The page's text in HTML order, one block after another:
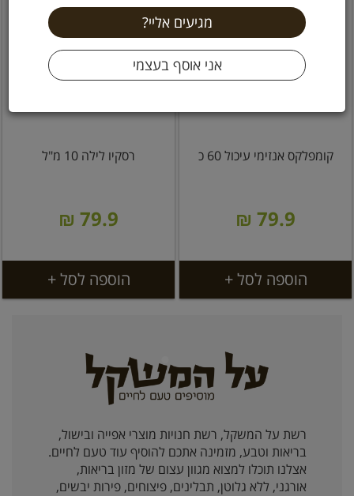
קומפלקס אנזימי עיכול 60 כ
79.9 ₪
הוספה לסל +
רסקיו לילה 10 מ"ל
79.9 ₪
הוספה לסל +
רשת על המשקל, רשת חנויות מוצרי אפייה ובישול,
בריאות וטבע, מזמינה אתכם להוסיף עוד טעם לחיים.
אצלנו תוכלו למצוא מגוון עצום של מזון בריאות,
אורגני, ללא גלוטן, תבלינים, פיצוחים, פירות יבשים,